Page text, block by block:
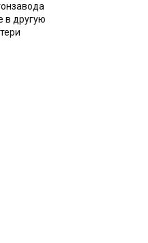
в другую